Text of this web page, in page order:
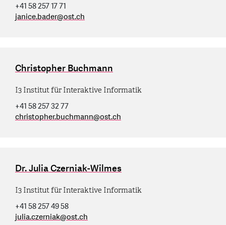
+41 58 257 17 71
janice.bader@ost.ch
Christopher Buchmann
I3 Institut für Interaktive Informatik
+41 58 257 32 77
christopher.buchmann@ost.ch
Dr. Julia Czerniak-Wilmes
I3 Institut für Interaktive Informatik
+41 58 257 49 58
julia.czerniak@ost.ch